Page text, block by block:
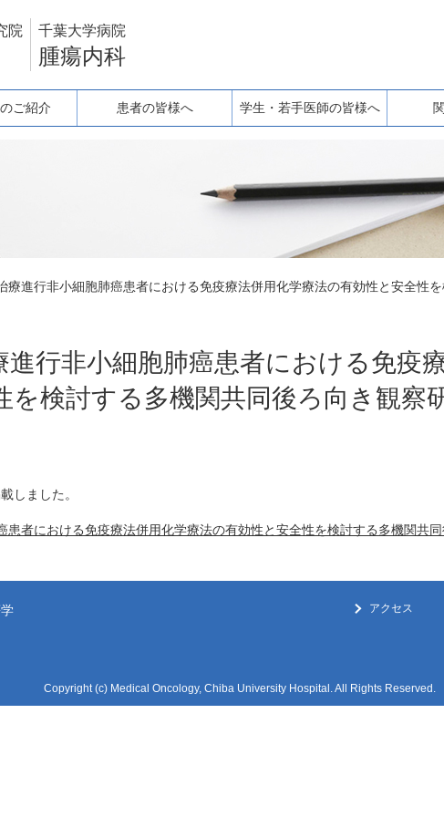
院 千葉大学病院
腫瘍内科
ご紹介 患者の皆様へ 学生・若手医師の皆様へ
療進行非小細胞肺癌患者における免疫療法併用化学療法の有効性と安全性
進行非小細胞肺癌患者における免疫
を検討する多機関共同後ろ向き観察
しました。
者における免疫療法併用化学療法の有効性と安全性を検討する多機関共同
アクセス
Copyright (c) Medical Oncology, Chiba University Hospital. All Rights Reserved.